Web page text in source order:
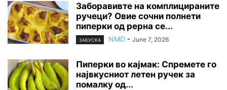
Заборавивте на комплицираните
ручеци? Овие сочни полнети
пиперки од рерна се...
ЗАКУСКА NMD - June 7, 2026
Пиперки во кајмак: Спремете го
највкусниот летен ручек за
помалку од...